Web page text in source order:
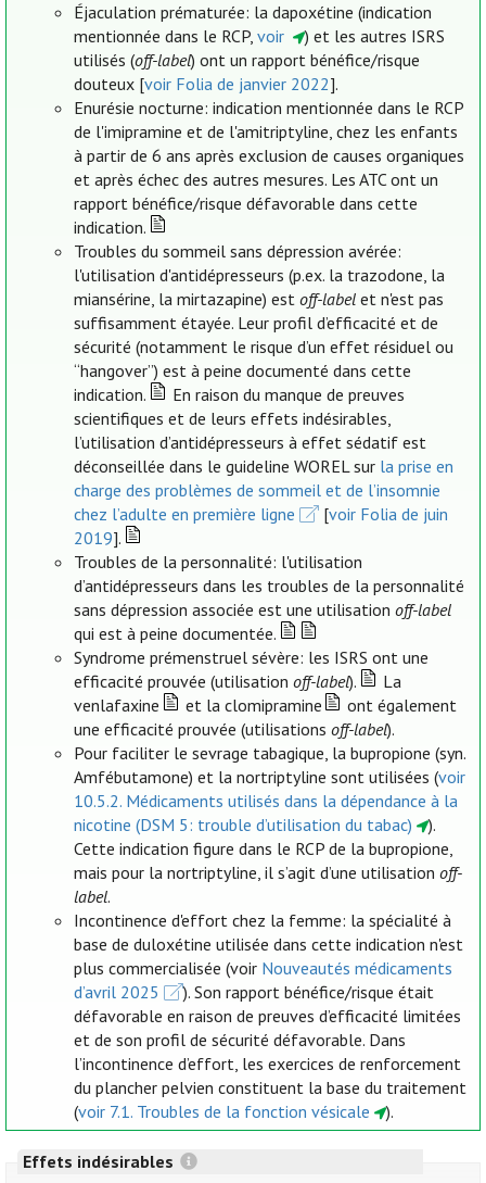
Éjaculation prématurée: la dapoxétine (indication
mentionnée dans le RCP,voir
) et les autres ISRS
utilisés (off-label) ont un rapport bénéfice/risque
douteux [voir Folia de janvier 2022].
Enurésie nocturne: indication mentionnée dans le RCP
de l'imipramine et de l'amitriptyline, chez les enfants
à partir de 6 ans après exclusion de causes organiques
et après échec des autres mesures. Les ATC ont un
rapport bénéfice/risque défavorable dans cette
indication.
Troubles du sommeil sans dépression avérée:
l'utilisation d'antidépresseurs (p.ex. la trazodone, la
miansérine, la mirtazapine) estoff-label et n'est pas
suffisamment étayée. Leur profil d’efficacité et de
sécurité (notamment le risque d’un effet résiduel ou
“hangover”) est à peine documenté dans cette
indication.
En raison du manque de preuves
scientifiques et de leurs effets indésirables,
l’utilisation d’antidépresseurs à effet sédatif est
déconseillée dans le guideline WOREL sur la prise en
charge des problèmes de sommeil et de l’insomnie
chez l’adulte en première ligne
[voir Folia de juin
2019].
Troubles de la personnalité: l'utilisation
d’antidépresseurs dans les troubles de la personnalité
sans dépression associée est une utilisationoff-label
qui est à peine documentée.
Syndrome prémenstruel sévère: les ISRS ont une
efficacité prouvée (utilisationoff-label).
La
venlafaxine
et la clomipramine
ont également
une efficacité prouvée (utilisationsoff-label).
Pour faciliter le sevrage tabagique, la bupropione (syn.
Amfébutamone) et la nortriptyline sont utilisées (voir
10.5.2. Médicaments utilisés dans la dépendance à la
nicotine (DSM 5: trouble d’utilisation du tabac)
).
Cette indication figure dans le RCP de la bupropione,
mais pour la nortriptyline, il s’agit d’une utilisationoff-
label.
Incontinence d'effort chez la femme: la spécialité à
base de duloxétine utilisée dans cette indication n'est
plus commercialisée (voir Nouveautés médicaments
d’avril 2025
). Son rapport bénéfice/risque était
défavorable en raison de preuves d’efficacité limitées
et de son profil de sécurité défavorable. Dans
l’incontinence d’effort, les exercices de renforcement
du plancher pelvien constituent la base du traitement
(voir 7.1. Troubles de la fonction vésicale ).
Effets indésirables